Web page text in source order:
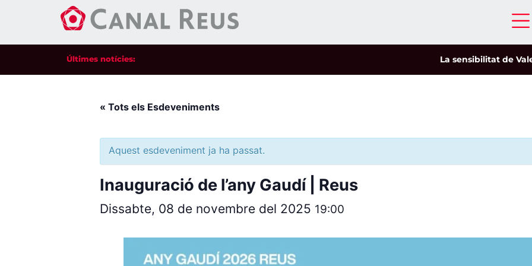
Últimes notícies: La sensibilitat de
« Tots els Esdeveniments
Aquest esdeveniment ja ha passat.
Inauguració de l’any Gaudí | Reus
Dissabte, 08 de novembre del 2025 19:00